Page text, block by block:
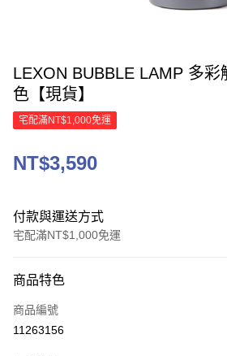
LEXON BUBBLE LAMP 多
色【現貨】
宅配滿NT$1,000免運
NT$3,590
付款與運送方式
宅配滿NT$1,000免運
信用卡一次付款
信用卡分期付款
商品特色
商品編號
11263156